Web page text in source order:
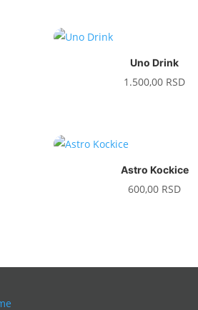
Uno Drink
1.500,00 RSD
Astro Kockice
600,00 RSD